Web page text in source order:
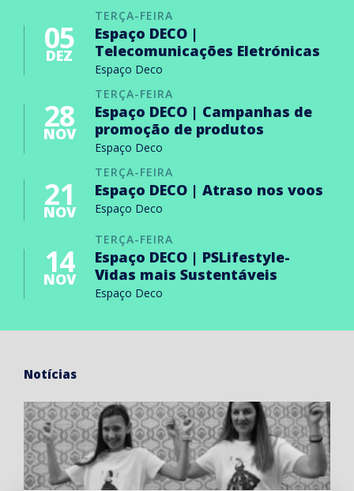
TERÇA-FEIRA
05
DEZ
Espaço DECO |
Telecomunicações Eletrónicas
Espaço Deco
TERÇA-FEIRA
28
NOV
Espaço DECO | Campanhas de
promoção de produtos
Espaço Deco
TERÇA-FEIRA
21
NOV
Espaço DECO | Atraso nos voos
Espaço Deco
TERÇA-FEIRA
14
NOV
Espaço DECO | PSLifestyle-
Vidas mais Sustentáveis
Espaço Deco
Notícias